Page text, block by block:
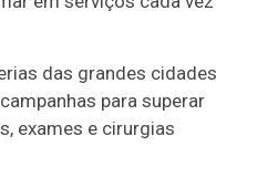
das grandes cidades
para superar
exames e cirurgias